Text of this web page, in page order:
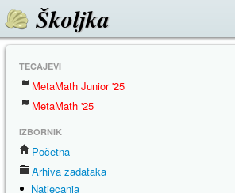
Školjka
TEČAJEVI
MetaMath Junior '25
MetaMath '25
IZBORNIK
Početna
Arhiva zadataka
Natjecanja